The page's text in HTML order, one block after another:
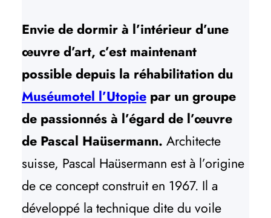
Envie de dormir à l’intérieur d’une
œuvre d’art, c’est maintenant
possible depuis la réhabilitation du
Muséumotel l’Utopie par un groupe
de passionnés à l’égard de l’œuvre
de Pascal Haüsermann. Architecte
suisse, Pascal Haüsermann est à l’origine
de ce concept construit en 1967. Il a
développé la technique dite du voile